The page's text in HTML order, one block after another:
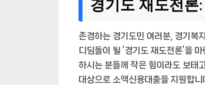
경기도 재도전론
존경하는 경기도민 여러분, 경기복
디딤돌이 될 ‘경기도 재도전론’을
하시는 분들께 작은 힘이라도 보태
대상으로 소액신용대출을 지원합